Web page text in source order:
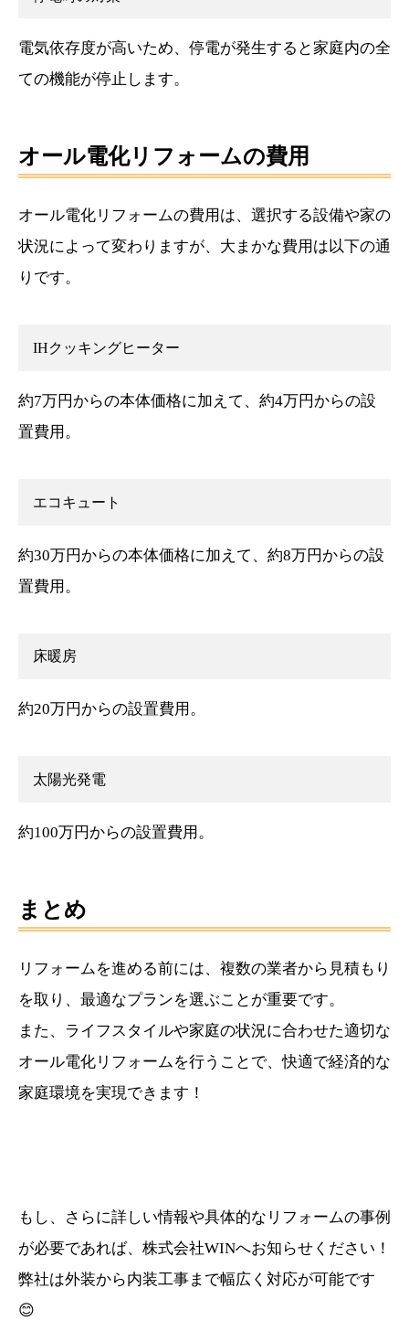
電気依存度が高いため、停電が発生すると家庭内の全
ての機能が停止します。
オール電化リフォームの費用
オール電化リフォームの費用は、選択する設備や家の
状況によって変わりますが、大まかな費用は以下の通
りです。
IHクッキングヒーター
約7万円からの本体価格に加えて、約4万円からの設
置費用。
エコキュート
約30万円からの本体価格に加えて、約8万円からの設
置費用。
床暖房
約20万円からの設置費用。
太陽光発電
約100万円からの設置費用。
まとめ
リフォームを進める前には、複数の業者から見積もり
を取り、最適なプランを選ぶことが重要です。
また、ライフスタイルや家庭の状況に合わせた適切な
オール電化リフォームを行うことで、快適で経済的な
家庭環境を実現できます！
もし、さらに詳しい情報や具体的なリフォームの事例
が必要であれば、株式会社WINへお知らせください！
弊社は外装から内装工事まで幅広く対応が可能です
😊